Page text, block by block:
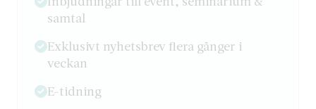
samtal
Exklusivt nyhetsbrev flera gånger i
veckan
E-tidning